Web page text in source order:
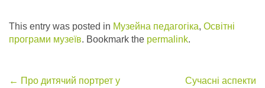
This entry was posted in Музейна педагогіка, Освітні
програми музеїв. Bookmark the permalink.
← Про дитячий портрет у
Сучасні аспекти